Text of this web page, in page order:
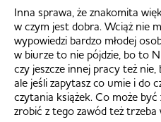
Inna sprawa, że znakomita
w czym jest dobra. Wciąż nie
wypowiedzi bardzo młodej
w biurze to nie pójdzie, bo to
czy jeszcze innej pracy też
ale jeśli zapytasz co umie i do
czytania książek. Co może być
zrobić z tego zawód też trzeba